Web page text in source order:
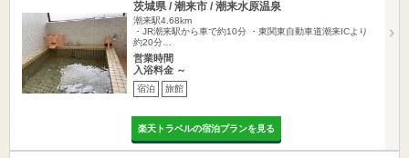
茨城県 / 潮来市 / 潮来水原温泉
潮来駅4.68km
・JR潮来駅から車で約10分 ・東関東自動車道潮来ICより
約20分…
営業時間
入浴料金 ～
宿泊 旅館
楽天トラベルの宿泊プランを見る